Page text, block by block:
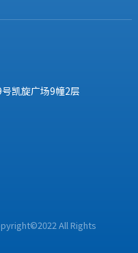
凯旋广场9幢2层
All Rights